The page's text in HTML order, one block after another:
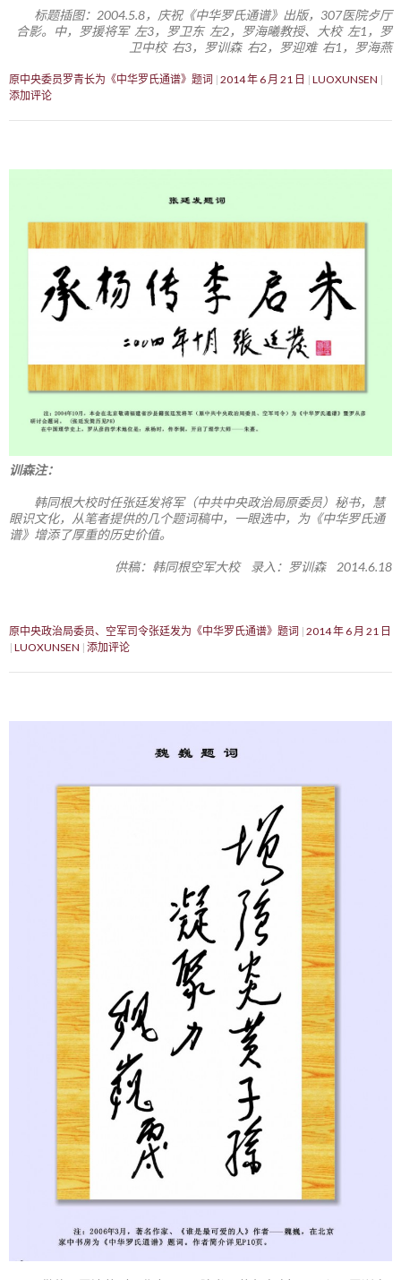
标题插图：2004.5.8，庆祝《中华罗氏通谱》出版，307医院歺厅
合影。中，罗援将军 左3，罗卫东 左2，罗海曦教授、大校 左1，罗
卫中校 右3，罗训森 右2，罗迎难 右1，罗海燕
原中央委员罗青长为《中华罗氏通谱》题词 2014 年 6 月 21 日
LUOXUNSEN
添加评论
训森注：
韩同根大校时任张廷发将军（中共中央政治局原委员）秘书，慧
眼识文化，从笔者提供的几个题词稿中，一眼选中，为《中华罗氏通
谱》增添了厚重的历史价值。
供稿：韩同根空军大校 录入：罗训森 2014.6.18
原中央政治局委员、空军司令张廷发为《中华罗氏通谱》题词 2014 年 6 月 21 日
LUOXUNSEN 添加评论